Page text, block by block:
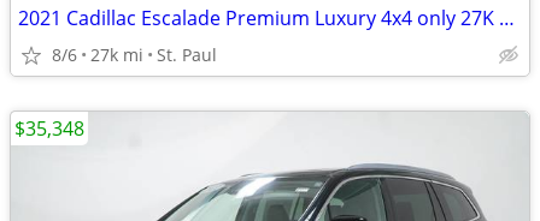
2021 Cadillac Escalade Premium Luxury 4x4 only 27K Miles! Warranty
8/6 27k mi St. Paul
$35,348